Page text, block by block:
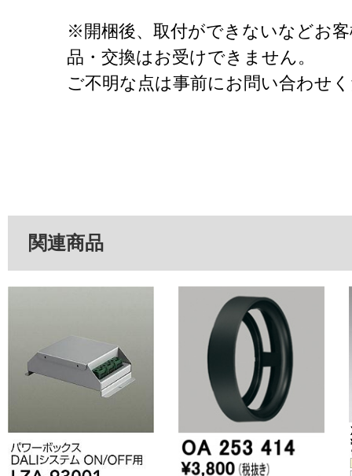
※開梱後、取付ができないなどお
品・交換はお受けできません。
ご不明な点は事前にお問い合わせ
関連商品